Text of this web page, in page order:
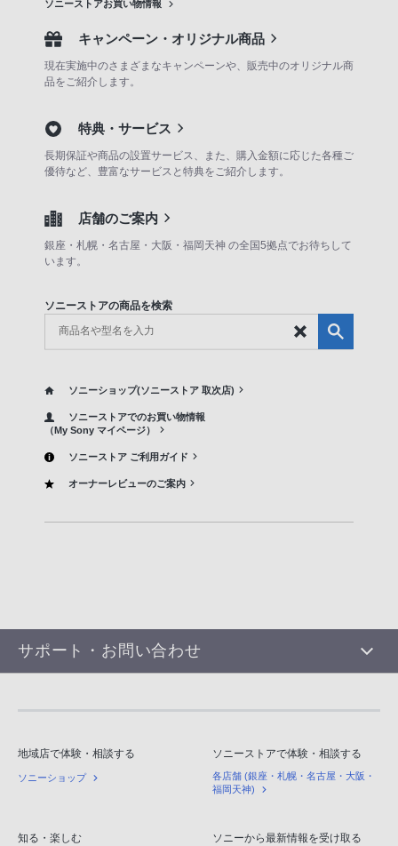
ソニーストアお買い物情報
キャンペーン・オリジナル商品
現在実施中のさまざまなキャンペーンや、販売中のオリジナル商
品をご紹介します。
特典・サービス
長期保証や商品の設置サービス、また、購入金額に応じた各種ご
優待など、豊富なサービスと特典をご紹介します。
店舗のご案内
銀座・札幌・名古屋・大阪・福岡天神 の全国5拠点でお待ちして
います。
ソニーストアの商品を検索
ソニーショップ(ソニーストア 取次店)
ソニーストアでのお買い物情報
（My Sony マイページ）
ソニーストア ご利用ガイド
オーナーレビューのご案内
サポート・お問い合わせ
地域店で体験・相談する
ソニーショップ
ソニーストアで体験・相談する
各店舗 (銀座・札幌・名古屋・大阪・
福岡天神)
知る・楽しむ ソニーから最新情報を受け取る